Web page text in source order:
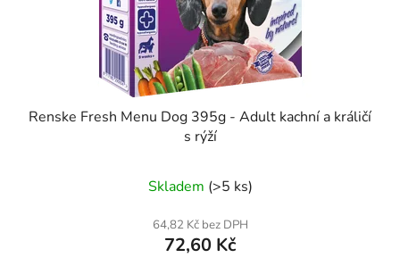
Renske Fresh Menu Dog 395g - Adult kachní a králičí
s rýží
Skladem (>5 ks)
64,82 Kč bez DPH
72,60 Kč